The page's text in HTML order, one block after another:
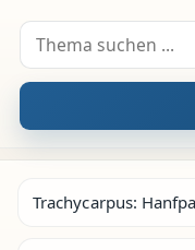
Suche nach:
Trachycarpus: